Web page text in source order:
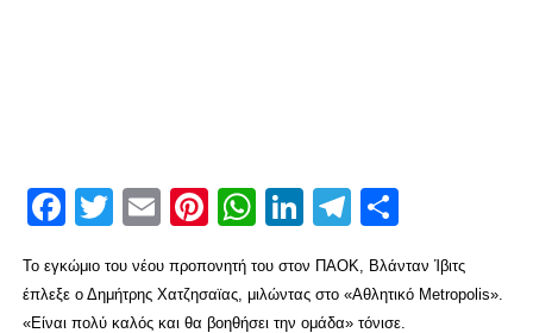
Facebook
Twitter
EmailPinterest
WhatsApp
LinkedIn
Telegram
Το εγκώμιο του νέου προπονητή του στον ΠΑΟΚ, Βλάνταν Ίβιτς
έπλεξε ο Δημήτρης Χατζησαϊας, μιλώντας στο «Αθλητικό Metropolis».
«Είναι πολύ καλός και θα βοηθήσει την ομάδα» τόνισε.